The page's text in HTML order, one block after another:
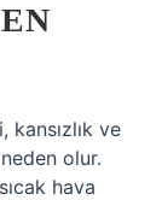
ve
olur.
hava